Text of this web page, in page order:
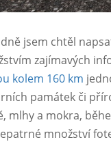
jsem chtěl
zajímavých
kolem 160 km
památek či
mlhy a mokra,
množství